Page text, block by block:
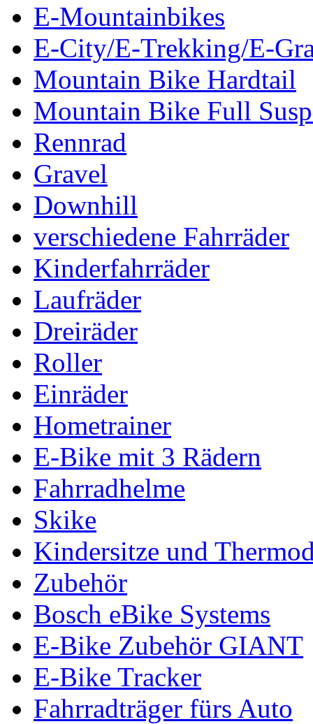
E-Mountainbikes
E-City/E-Trekking/E-
Mountain Bike Hardtail
Mountain Bike Full
Rennrad
Gravel
Downhill
verschiedene Fahrräder
Kinderfahrräder
Laufräder
Dreiräder
Roller
Einräder
Hometrainer
E-Bike mit 3 Rädern
Fahrradhelme
Skike
Kindersitze und
Zubehör
Bosch eBike Systems
E-Bike Zubehör GIANT
E-Bike Tracker
Fahrradträger fürs Auto